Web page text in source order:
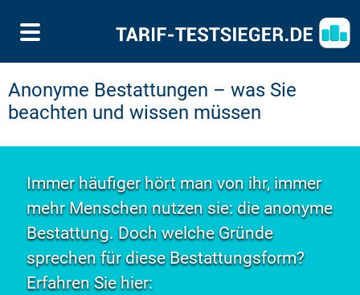
Anonyme Bestattungen – was Sie
beachten und wissen müssen
Immer häufiger hört man von ihr, immer
mehr Menschen nutzen sie: die anonyme
Bestattung. Doch welche Gründe
sprechen für diese Bestattungsform?
Erfahren Sie hier: